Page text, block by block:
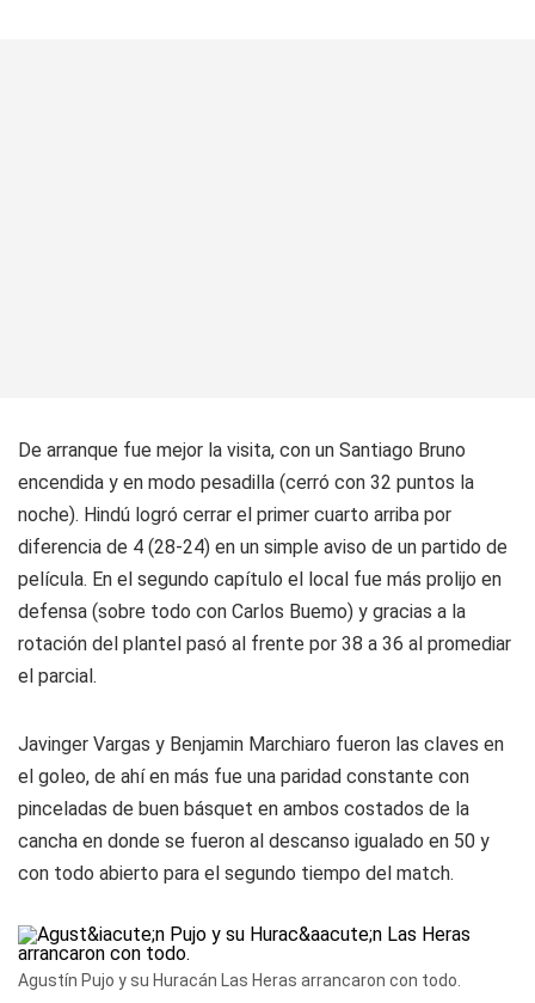
De arranque fue mejor la visita, con un Santiago Bruno
encendida y en modo pesadilla (cerró con 32 puntos la
noche). Hindú logró cerrar el primer cuarto arriba por
diferencia de 4 (28-24) en un simple aviso de un partido de
película. En el segundo capítulo el local fue más prolijo en
defensa (sobre todo con Carlos Buemo) y gracias a la
rotación del plantel pasó al frente por 38 a 36 al promediar
el parcial.
Javinger Vargas y Benjamin Marchiaro fueron las claves en
el goleo, de ahí en más fue una paridad constante con
pinceladas de buen básquet en ambos costados de la
cancha en donde se fueron al descanso igualado en 50 y
con todo abierto para el segundo tiempo del match.
Agustín Pujo y su Huracán Las Heras arrancaron con todo.